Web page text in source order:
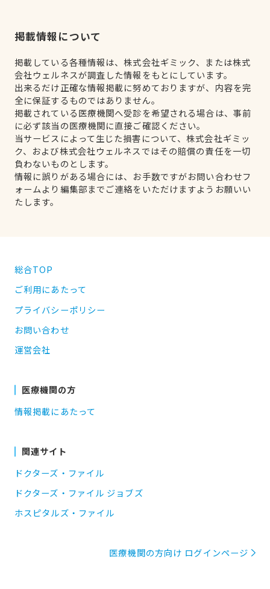
掲載情報について
掲載している各種情報は、株式会社ギミック、または株式
会社ウェルネスが調査した情報をもとにしています。
出来るだけ正確な情報掲載に努めておりますが、内容を完
全に保証するものではありません。
掲載されている医療機関へ受診を希望される場合は、事前
に必ず該当の医療機関に直接ご確認ください。
当サービスによって生じた損害について、株式会社ギミッ
ク、および株式会社ウェルネスではその賠償の責任を一切
負わないものとします。
情報に誤りがある場合には、お手数ですがお問い合わせフ
ォームより編集部までご連絡をいただけますようお願いい
たします。
総合TOP
ご利用にあたって
プライバシーポリシー
お問い合わせ
運営会社
医療機関の方
情報掲載にあたって
関連サイト
ドクターズ・ファイル
ドクターズ・ファイル ジョブズ
ホスピタルズ・ファイル
医療機関の方向け ログインページ